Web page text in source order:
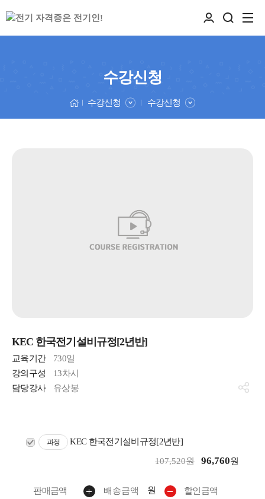
수강신청
수강신청 수강신청
KEC 한국전기설비규정[2년반]
교육기간
730일
강의구성
13차시
담당강사
유상봉
과정 KEC 한국전기설비규정[2년반]
107,520원 96,760원
판매금액 배송금액 원 할인금액